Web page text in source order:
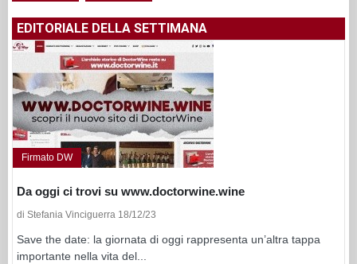
EDITORIALE DELLA SETTIMANA
Firmato DW
Da oggi ci trovi su www.doctorwine.wine
di Stefania Vinciguerra 18/12/23
Save the date: la giornata di oggi rappresenta un’altra tappa
importante nella vita del...